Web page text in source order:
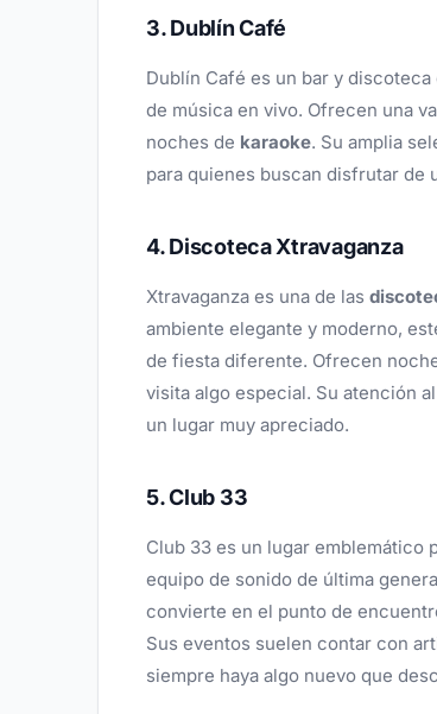
3. Dublín Café
Dublín Café es un bar y
de música en vivo. Ofrecen una
noches de karaoke. Su amplia
para quienes buscan disfrutar de
4. Discoteca Xtravaganza
Xtravaganza es una de las
ambiente elegante y moderno,
de fiesta diferente. Ofrecen
visita algo especial. Su atención
un lugar muy apreciado.
5. Club 33
Club 33 es un lugar emblemático
equipo de sonido de última
convierte en el punto de
Sus eventos suelen contar con
siempre haya algo nuevo que